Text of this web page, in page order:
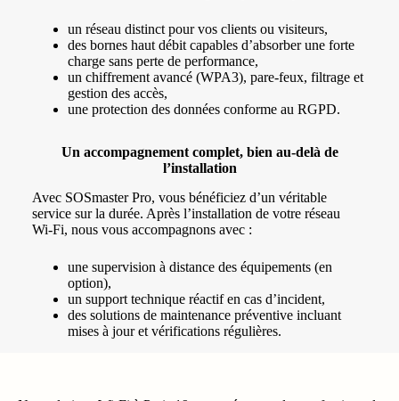
un réseau distinct pour vos clients ou visiteurs,
des bornes haut débit capables d’absorber une forte
charge sans perte de performance,
un chiffrement avancé (WPA3), pare-feux, filtrage et
gestion des accès,
une protection des données conforme au RGPD.
Un accompagnement complet, bien au-delà de
l’installation
Avec SOSmaster Pro, vous bénéficiez d’un véritable
service sur la durée. Après l’installation de votre réseau
Wi‑Fi, nous vous accompagnons avec :
une supervision à distance des équipements (en
option),
un support technique réactif en cas d’incident,
des solutions de maintenance préventive incluant
mises à jour et vérifications régulières.